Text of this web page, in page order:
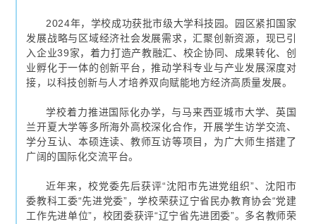
2024年，学校成功获批市级大学科技园。园区紧扣国家
发展战略与区域经济社会发展需求，汇聚创新资源，现已引
入企业39家，着力打造产教融汇、校企协同、成果转化、创
业孵化于一体的创新平台，推动学科专业与产业发展深度对
接，以科技创新与人才培养双向赋能地方经济高质量发展。
学校着力推进国际化办学，与马来西亚城市大学、英国
兰开夏大学等多所海外高校深化合作，开展学生访学交流、
学分互认、本硕连读、教师互访等项目，为广大师生搭建了
广阔的国际化交流平台。
近年来，校党委先后获评“沈阳市先进党组织”、沈阳市
委教科工委“先进党委”，学校荣获辽宁省民办教育协会“党建
工作先进单位”，校团委获评“辽宁省先进团委”。多名教师荣